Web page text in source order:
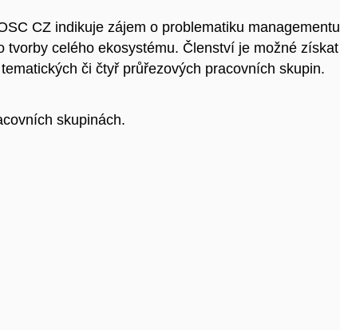
CZ indikuje zájem o problematiku managementu
tvorby celého ekosystému. Členství je možné získat
či čtyř průřezových pracovních skupin.
skupinách.